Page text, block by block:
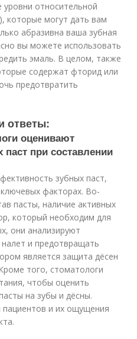
относительной
которые могут дать вам
абразивна ваша зубная
вы можете использовать
эмаль. В целом, также
содержат фторид или
предотвратить
ответы:
оценивают
при составлении
зубных паст,
факторах. Во-
пасты, наличие активных
который необходим для
они анализируют
и предотвращать
является защита дёсен
того, стоматологи
чтобы оценить
на зубы и дёсны.
и их ощущения